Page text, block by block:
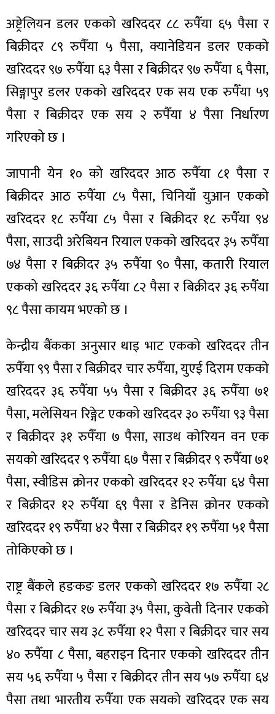
अष्ट्रेलियन डलर एकको खरिददर ८८ रुपैँया ६५ पैसा र
बिक्रीदर ८९ रुपैँया ५ पैसा, क्यानेडियन डलर एकको
खरिददर ९७ रुपैँया ६३ पैसा र बिक्रीदर ९७ रुपैँया ६ पैसा,
सिङ्गापुर डलर एकको खरिददर एक सय एक रुपैँया ५९
पैसा र बिक्रीदर एक सय २ रुपैँया ४ पैसा निर्धारण
गरिएको छ ।
जापानी येन १० को खरिददर आठ रुपैँया ८१ पैसा र
बिक्रीदर आठ रुपैँया ८५ पैसा, चिनियाँ युआन एकको
खरिददर १८ रुपैँया ८५ पैसा र बिक्रीदर १८ रुपैँया ९४
पैसा, साउदी अरेबियन रियाल एकको खरिददर ३५ रुपैँया
७४ पैसा र बिक्रीदर ३५ रुपैँया ९० पैसा, कतारी रियाल
एकको खरिददर ३६ रुपैँया ८२ पैसा र बिक्रीदर ३६ रुपैँया
९८ पैसा कायम भएको छ ।
केन्द्रीय बैंकका अनुसार थाइ भाट एकको खरिददर तीन
रुपैँया ९९ पैसा र बिक्रीदर चार रुपैँया, युएई दिराम एकको
खरिददर ३६ रुपैँया ५५ पैसा र बिक्रीदर ३६ रुपैँया ७१
पैसा, मलेसियन रिङ्गेट एकको खरिददर ३० रुपैँया ९३ पैसा
र बिक्रीदर ३१ रुपैँया ७ पैसा, साउथ कोरियन वन एक
सयको खरिददर ९ रुपैँया ६७ पैसा र बिक्रीदर ९ रुपैँया ७१
पैसा, स्वीडिस क्रोनर एकको खरिददर १२ रुपैँया ६४ पैसा
र बिक्रीदर १२ रुपैँया ६९ पैसा र डेनिस क्रोनर एकको
खरिददर १९ रुपैँया ४२ पैसा र बिक्रीदर १९ रुपैँया ५१ पैसा
तोकिएको छ ।
राष्ट्र बैंकले हङकङ डलर एकको खरिददर १७ रुपैँया २८
पैसा र बिक्रीदर १७ रुपैँया ३५ पैसा, कुवेती दिनार एकको
खरिददर चार सय ३८ रुपैँया १२ पैसा र बिक्रीदर चार सय
४० रुपैँया ८ पैसा, बहराइन दिनार एकको खरिददर तीन
सय ५६ रुपैँया ५ पैसा र बिक्रीदर तीन सय ५७ रुपैँया ६४
पैसा तथा भारतीय रुपैँया एक सयको खरिददर एक सय